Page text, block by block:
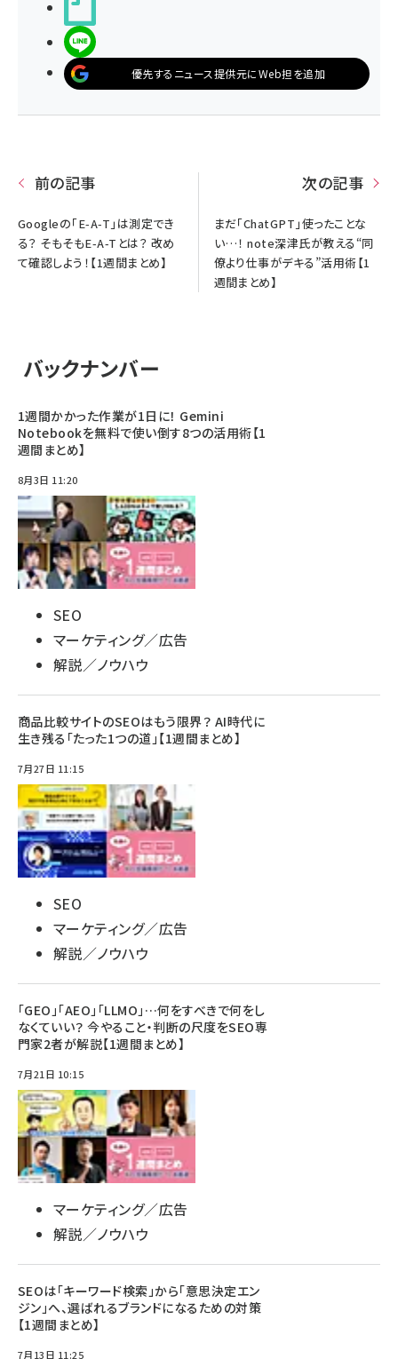
優先するニュース提供元にWeb担を追加
前の記事
Googleの「E-A-T」は測定でき
る？ そもそもE-A-Tとは？ 改め
て確認しよう！【1週間まとめ】
次の記事
まだ「ChatGPT」使ったことな
い…！ note深津氏が教える“同
僚より仕事がデキる”活用術【1
週間まとめ】
バックナンバー
1週間かかった作業が1日に！ Gemini
Notebookを無料で使い倒す8つの活用術【1
週間まとめ】
8月3日 11:20
SEO
マーケティング／広告
解説／ノウハウ
商品比較サイトのSEOはもう限界？ AI時代に
生き残る「たった1つの道」【1週間まとめ】
7月27日 11:15
SEO
マーケティング／広告
解説／ノウハウ
「GEO」「AEO」「LLMO」…何をすべきで何をし
なくていい？ 今やること・判断の尺度をSEO専
門家2者が解説【1週間まとめ】
7月21日 10:15
マーケティング／広告
解説／ノウハウ
SEOは「キーワード検索」から「意思決定エン
ジン」へ、選ばれるブランドになるための対策
【1週間まとめ】
7月13日 11:25